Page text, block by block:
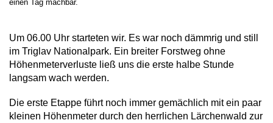
einen Tag machbar.
Um 06.00 Uhr starteten wir. Es war noch dämmrig und still
im Triglav Nationalpark. Ein breiter Forstweg ohne
Höhenmeterverluste ließ uns die erste halbe Stunde
langsam wach werden.
Die erste Etappe führt noch immer gemächlich mit ein paar
kleinen Höhenmeter durch den herrlichen Lärchenwald zur